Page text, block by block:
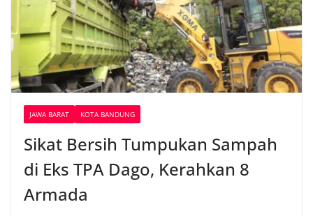
JAWA BARAT KOTA BANDUNG
Sikat Bersih Tumpukan Sampah
di Eks TPA Dago, Kerahkan 8
Armada